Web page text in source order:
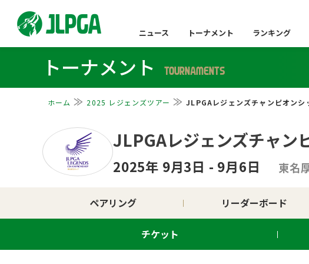
ニュース トーナメント ランキング
トーナメント TOURNAMENTS
ホーム 2025 レジェンズツアー JLPGAレジェンズチャンピオンシ
JLPGAレジェンズチャン
2025年 9月3日 - 9月6日 東名
ペアリング リーダーボード
チケット